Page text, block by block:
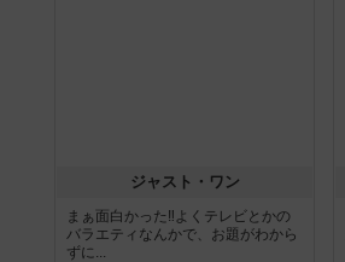
ジャスト・ワン
まぁ面白かった‼️よくテレビとかの
バラエティなんかで、お題がわから
ずに...